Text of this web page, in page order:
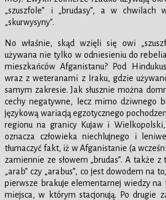
„szuszfole” i „brudasy”, a w chwilach
„skurwysyny”.
No właśnie, skąd wzięli się owi
używana nie tylko w odniesieniu do
mieszkańców Afganistanu? Pod
wraz z weteranami z Iraku, gdzie
samym zakresie. Jak słusznie można
cechy negatywne, lecz mimo dziwnego
językową wariacją egzotycznego
regionu na granicy Kujaw i
oznacza człowieka niechlujnego i
tłumaczyć fakt, iż w Afganistanie (a
zamiennie ze słowem „brudas”. A także
„arab” czy „arabus”, co jest dowodem na
pierwsze brakuje elementarnej wiedzy
miejsca, w którym stacjonują. Po drugie